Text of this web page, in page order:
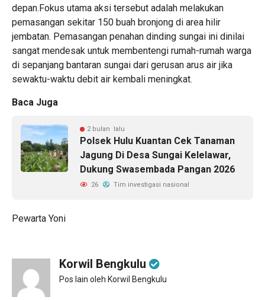
depan.Fokus utama aksi tersebut adalah melakukan
pemasangan sekitar 150 buah bronjong di area hilir
jembatan. Pemasangan penahan dinding sungai ini dinilai
sangat mendesak untuk membentengi rumah-rumah warga
di sepanjang bantaran sungai dari gerusan arus air jika
sewaktu-waktu debit air kembali meningkat.
Baca Juga
2 bulan lalu
Polsek Hulu Kuantan Cek Tanaman
Jagung Di Desa Sungai Kelelawar,
Dukung Swasembada Pangan 2026
26 Tim investigasi nasional
Pewarta Yoni
Korwil Bengkulu
Pos lain oleh Korwil Bengkulu